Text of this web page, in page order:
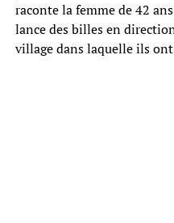
raconte la femme de 42
lance des billes en
village dans laquelle ils ont